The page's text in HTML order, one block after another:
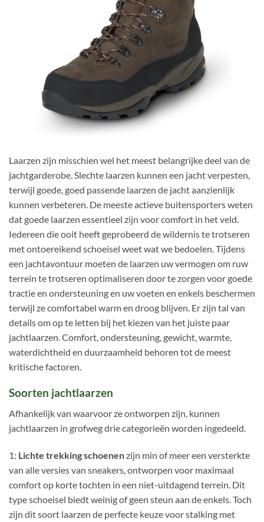
Laarzen zijn misschien wel het meest belangrijke deel van de
jachtgarderobe. Slechte laarzen kunnen een jacht verpesten,
terwijl goede, goed passende laarzen de jacht aanzienlijk
kunnen verbeteren. De meeste actieve buitensporters weten
dat goede laarzen essentieel zijn voor comfort in het veld.
Iedereen die ooit heeft geprobeerd de wildernis te trotseren
met ontoereikend schoeisel weet wat we bedoelen. Tijdens
een jachtavontuur moeten de laarzen uw vermogen om ruw
terrein te trotseren optimaliseren door te zorgen voor goede
tractie en ondersteuning en uw voeten en enkels beschermen
terwijl ze comfortabel warm en droog blijven. Er zijn tal van
details om op te letten bij het kiezen van het juiste paar
jachtlaarzen. Comfort, ondersteuning, gewicht, warmte,
waterdichtheid en duurzaamheid behoren tot de meest
kritische factoren.
Soorten jachtlaarzen
Afhankelijk van waarvoor ze ontworpen zijn, kunnen
jachtlaarzen in grofweg drie categorieën worden ingedeeld.
1: Lichte trekking schoenenzijn min of meer een versterkte
van alle versies van sneakers, ontworpen voor maximaal
comfort op korte tochten in een niet-uitdagend terrein. Dit
type schoeisel biedt weinig of geen steun aan de enkels. Toch
zijn dit soort laarzen de perfecte keuze voor stalking met